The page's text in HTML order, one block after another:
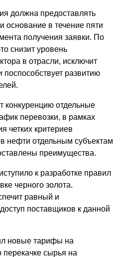
должна предоставлять
основание в течение пяти
получения заявки. По
снизит уровень
в отрасли, исключит
поспособствует развитию
конкуренцию отдельные
перевозки, в рамках
четких критериев
нефти отдельным субъектам
преимущества.
к разработке правил
черного золота.
равный и
поставщиков к данной
новые тарифы на
перекачке сырья на